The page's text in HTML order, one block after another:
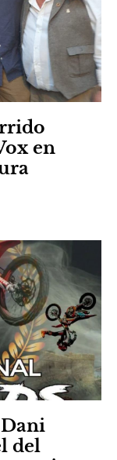
en
del